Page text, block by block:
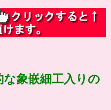
象嵌細工入りの